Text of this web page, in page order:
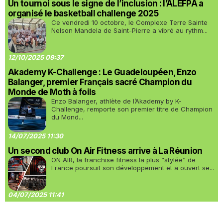
Un tournoi sous le signe de l’inclusion : l’ALEFPA a
organisé le basketball challenge 2025
Ce vendredi 10 octobre, le Complexe Terre Sainte
Nelson Mandela de Saint-Pierre a vibré au rythm...
12/10/2025 09:37
Akademy K-Challenge : Le Guadeloupéen, Enzo
Balanger, premier Français sacré Champion du
Monde de Moth à foils
Enzo Balanger, athlète de l’Akademy by K-
Challenge, remporte son premier titre de Champion
du Mond...
14/07/2025 11:30
Un second club On Air Fitness arrive à La Réunion
ON AIR, la franchise fitness la plus “stylée” de
France poursuit son développement et a ouvert se...
04/07/2025 11:41